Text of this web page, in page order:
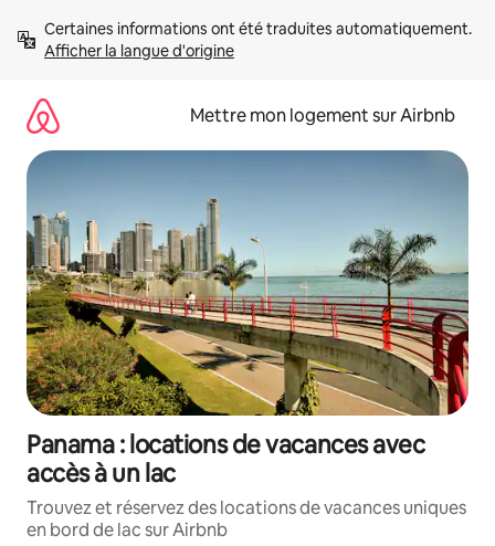
directement
Afficher la langue d'origine
Mettre mon logement sur Airbnb
Panama : locations de vacances avec
accès à un lac
Trouvez et réservez des locations de vacances uniques
en bord de lac sur Airbnb